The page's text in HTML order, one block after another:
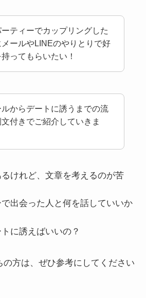
ティーでカップリングした
ールやLINEのやりとりで好
ってもらいたい！
からデートに誘うまでの流
付きでご紹介していきま
けれど、文章を考えるのが苦
出会った人と何を話していいか
に誘えばいいの？
の方は、ぜひ参考にしてください